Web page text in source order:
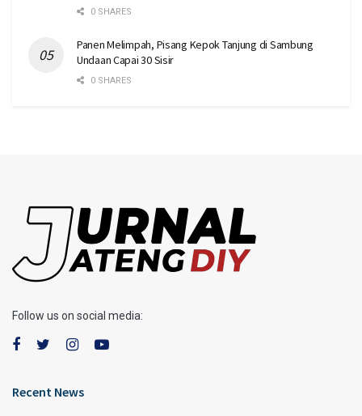
0 SHARES
Panen Melimpah, Pisang Kepok Tanjung di Sambung
Undaan Capai 30 Sisir
0 SHARES
Follow us on social media:
Recent News